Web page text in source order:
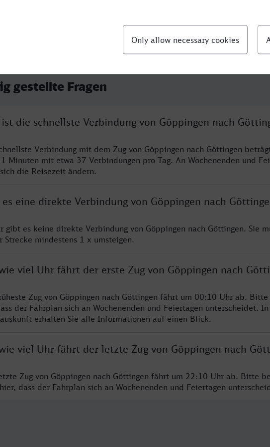
gestellte Fragen
ist die schnellste Verbindung von Göppingen nach
Verbindung mit dem Zug von Göppingen nach Göttingen
Minuten mit etwa 37 Verbindungen pro Tag. An Wochenenden und
die Reisezeit ändern.
eine direkte Verbindung von Göppingen nach
gibt es keine direkte Verbindung von Göppingen nach Göttingen. Sie
Strecke mindestens 1 x umsteigen.
viel Uhr fährt der erste Zug von Göppingen nach
Zug von Göppingen nach Göttingen fährt um 00:10 Uhr ab. Bitte
der Fahrplan sich an Wochenenden und Feiertagen unterscheidet.
erhalten Sie alle Informationen auf einen Blick.
viel Uhr fährt der letzte Zug von Göppingen nach
Zug von Göppingen nach Göttingen fährt um 22:10 Uhr ab. Bitte
dass der Fahrplan sich an Wochenenden und Feiertagen